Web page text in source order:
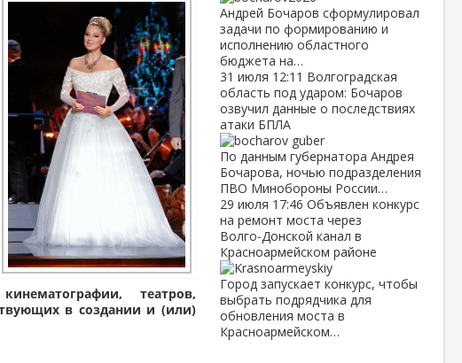
театров,
в создании и (или)
Андрей Бочаров сформулировал
задачи по формированию и
исполнению областного
бюджета на…
31 июля 12:11 Волгоградская
область под ударом: Бочаров
озвучил данные о последствиях
атаки БПЛА
По данным губернатора Андрея
Бочарова, ночью подразделения
ПВО Минобороны России…
29 июля 17:46 Объявлен конкурс
на ремонт моста через
Волго‑Донской канал в
Красноармейском районе
Город запускает конкурс, чтобы
выбрать подрядчика для
обновления моста в
Красноармейском…